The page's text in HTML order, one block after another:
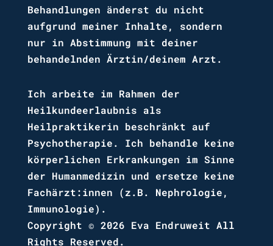
Behandlungen änderst du nicht
aufgrund meiner Inhalte, sondern
nur in Abstimmung mit deiner
behandelnden Ärztin/deinem Arzt.
Ich arbeite im Rahmen der
Heilkundeerlaubnis als
Heilpraktikerin beschränkt auf
Psychotherapie. Ich behandle keine
körperlichen Erkrankungen im Sinne
der Humanmedizin und ersetze keine
Fachärzt:innen (z.B. Nephrologie,
Immunologie).
Copyright © 2026 Eva Endruweit All
Rights Reserved.